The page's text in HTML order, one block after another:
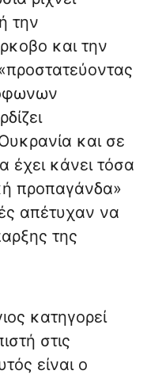
την
και την
και σε
έχει κάνει τόσα
προπαγάνδα»
απέτυχαν να
της
κατηγορεί
στις
είναι ο